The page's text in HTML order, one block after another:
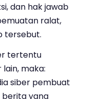
dan hak jawab
ralat,
tersebut.
tertentu
maka:
siber pembuat
yang